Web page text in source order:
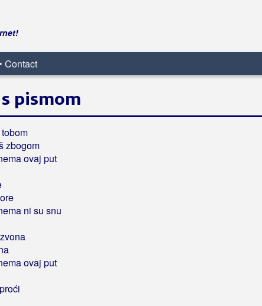
Contact
pismom
zbogom
ovaj put
ni su snu
ovaj put